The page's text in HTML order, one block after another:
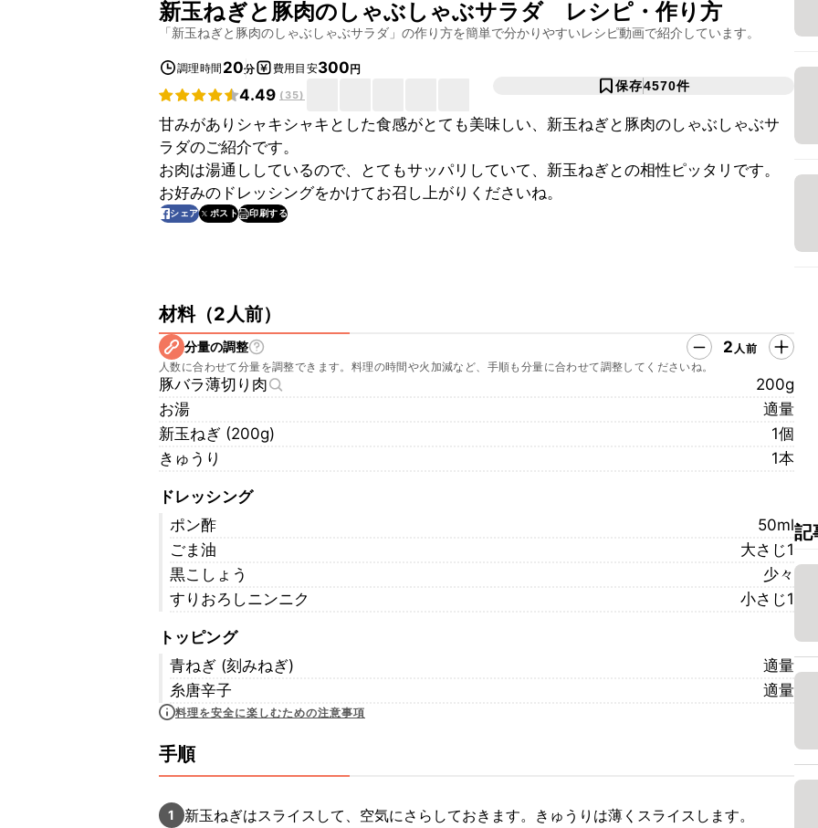
新玉ねぎと豚肉のしゃぶしゃぶサラダレシピ・作り方
「新玉ねぎと豚肉のしゃぶしゃぶサラダ 」の作り方を簡単で分かりやすいレシピ動画で紹介しています。
調理時間 20分 費用目安300円
4.49 ( 35)
保存4570件
甘みがありシャキシャキとした食感がとても美味しい、新玉ねぎと豚肉のしゃぶしゃぶサ
ラダのご紹介です。
お肉は湯通ししているので、とてもサッパリしていて、新玉ねぎとの相性ピッタリです。
お好みのドレッシングをかけてお召し上がりくださいね。
シェア ポスト 印刷する
材料（2人前）
分量の調整 2 人前
人数に合わせて分量を調整できます。料理の時間や火加減など、手順も分量に合わせて調整してくださいね。
豚バラ薄切り肉
200g
お湯
適量
新玉ねぎ (200g)
1個
きゅうり
1本
ドレッシング
ポン酢
50ml
ごま油
大さじ1
黒こしょう
少々
すりおろしニンニク
小さじ1
トッピング
青ねぎ (刻みねぎ)
適量
糸唐辛子
適量
料理を安全に楽しむための注意事項
手順
1 新玉ねぎはスライスして、空気にさらしておきます。きゅうりは薄くスライスします。
記